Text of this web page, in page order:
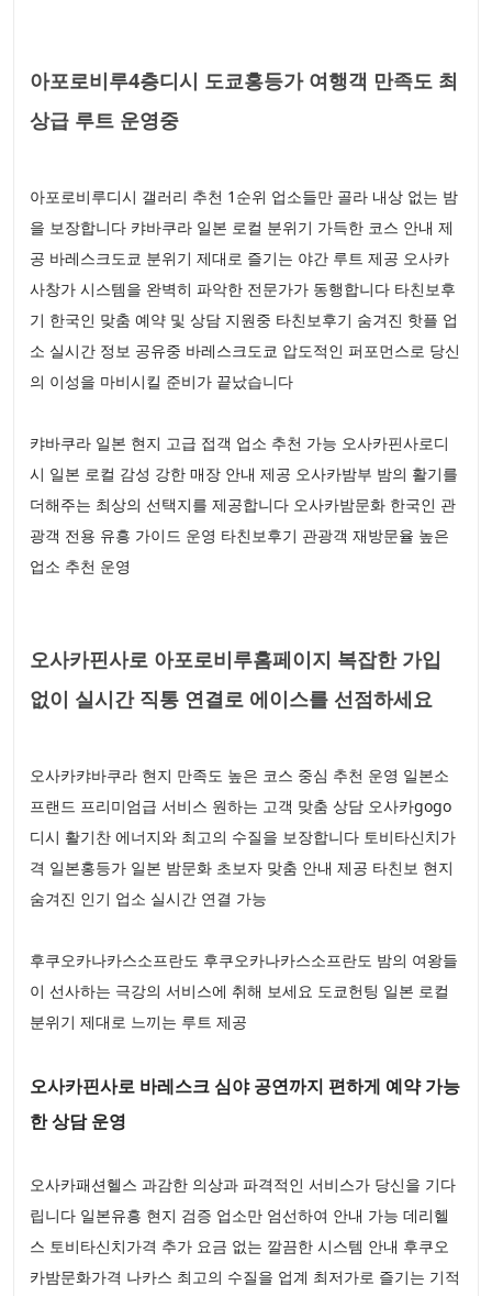
아포로비루4층디시 도쿄홍등가 여행객 만족도 최
상급 루트 운영중
아포로비루디시 갤러리 추천 1순위 업소들만 골라 내상 없는 밤
을 보장합니다 캬바쿠라 일본 로컬 분위기 가득한 코스 안내 제
공 바레스크도쿄 분위기 제대로 즐기는 야간 루트 제공 오사카
사창가 시스템을 완벽히 파악한 전문가가 동행합니다 타친보후
기 한국인 맞춤 예약 및 상담 지원중 타친보후기 숨겨진 핫플 업
소 실시간 정보 공유중 바레스크도쿄 압도적인 퍼포먼스로 당신
의 이성을 마비시킬 준비가 끝났습니다
캬바쿠라 일본 현지 고급 접객 업소 추천 가능 오사카핀사로디
시 일본 로컬 감성 강한 매장 안내 제공 오사카밤부 밤의 활기를
더해주는 최상의 선택지를 제공합니다 오사카밤문화 한국인 관
광객 전용 유흥 가이드 운영 타친보후기 관광객 재방문율 높은
업소 추천 운영
오사카핀사로 아포로비루홈페이지 복잡한 가입
없이 실시간 직통 연결로 에이스를 선점하세요
오사카캬바쿠라 현지 만족도 높은 코스 중심 추천 운영 일본소
프랜드 프리미엄급 서비스 원하는 고객 맞춤 상담 오사카gogo
디시 활기찬 에너지와 최고의 수질을 보장합니다 토비타신치가
격 일본홍등가 일본 밤문화 초보자 맞춤 안내 제공 타친보 현지
숨겨진 인기 업소 실시간 연결 가능
후쿠오카나카스소프란도 후쿠오카나카스소프란도 밤의 여왕들
이 선사하는 극강의 서비스에 취해 보세요 도쿄헌팅 일본 로컬
분위기 제대로 느끼는 루트 제공
오사카핀사로 바레스크 심야 공연까지 편하게 예약 가능
한 상담 운영
오사카패션헬스 과감한 의상과 파격적인 서비스가 당신을 기다
립니다 일본유흥 현지 검증 업소만 엄선하여 안내 가능 데리헬
스 토비타신치가격 추가 요금 없는 깔끔한 시스템 안내 후쿠오
카밤문화가격 나카스 최고의 수질을 업계 최저가로 즐기는 기적